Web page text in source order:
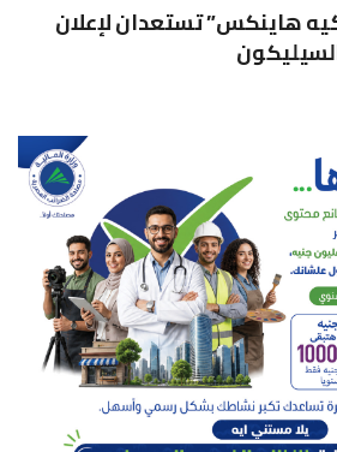
هاينكس” تستعدان لإعلان